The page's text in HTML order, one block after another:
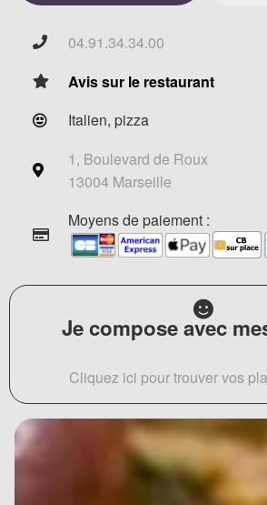
04.91.34.34.00
Avis sur le restaurant
Italien, pizza
1, Boulevard de Roux
13004 Marseille
Moyens de paiement :
Je compose avec
Cliquez ici pour trouver vos